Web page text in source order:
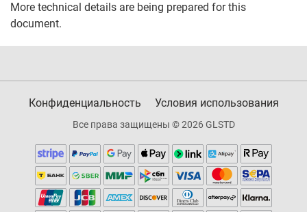
More technical details are being prepared for this
document.
Конфиденциальность Условия использования
Все права защищены © 2026 GLSTD